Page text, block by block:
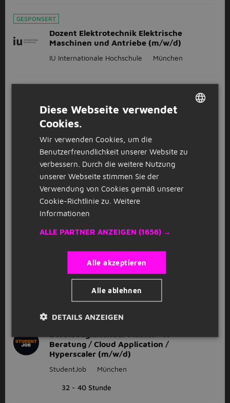
GESPONSERT
Dozent Elektrotechnik Elektrische
Maschinen und Antriebe (m/w/d)
IU Internationale Hochschule München
Kfz-Mechatroniker / Kfz-Monteur
(w/m/d) Fahrzeugglas in
Fürstenfeldbruck - auch als
Quereinstieg - 774
CARGLASS GmbH Fürstenfeldbruck (24km)
Senior Softwareentwickler Full Stack -
C# / AWS (m/w/d)
StudentJob
32 - 40 Stunde neu
SAP Entwickler HCM - ABAP OO / Fiori
/ S/4HANA (m/w/d)
32 - 40 Stunde neu
Beratung / Cloud Application /
Hyperscaler (m/w/d)
StudentJob München
32 - 40 Stunde
Diese Webseite verwendet
Cookies.
Wir verwenden Cookies, um die
Benutzerfreundlichkeit unserer Website zu
verbessern. Durch die weitere Nutzung
unserer Webseite stimmen Sie der
Verwendung von Cookies gemäß unserer
Cookie-Richtlinie zu. Weitere
Informationen
ALLE PARTNER ANZEIGEN (1656) →
Alle akzeptieren
Alle ablehnen
DETAILS ANZEIGEN